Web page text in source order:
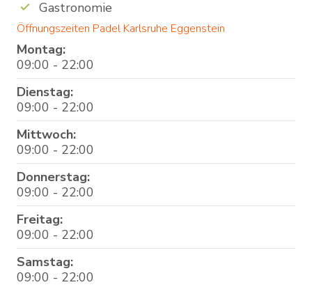
Gastronomie
Öffnungszeiten Padel Karlsruhe Eggenstein
Montag:
09:00 - 22:00
Dienstag:
09:00 - 22:00
Mittwoch:
09:00 - 22:00
Donnerstag:
09:00 - 22:00
Freitag:
09:00 - 22:00
Samstag:
09:00 - 22:00